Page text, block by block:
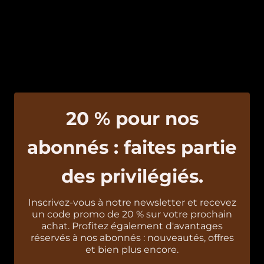
20 % pour nos
abonnés : faites partie
des privilégiés.
Inscrivez-vous à notre newsletter et recevez
un code promo de 20 % sur votre prochain
achat. Profitez également d'avantages
réservés à nos abonnés : nouveautés, offres
et bien plus encore.